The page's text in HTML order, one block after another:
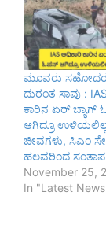
ಮೂವರು
ದುರಂತ ಸಾವು :
ಕಾರಿನ ಏರ್ ಬ್ಯಾಗ್
ಆಗಿದ್ರೂ
ಜೀವಗಳು, ಸಿಎಂ
ಹಲವರಿಂದ ಸಂತಾಪ
November 25,
In "Latest